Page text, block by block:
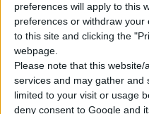
preferences will apply to this
preferences or withdraw
to this site and clicking the
webpage.
Please note that this
services and may gather and
limited to your visit or usage
deny consent to Google and
Όπως εξηγεί η Μ. Τσιάκα
νευρική ανορεξία
σημαντικούς ιατρικούς
μόνο στους ασθενείς
ενεργός συμμετοχή των
καθοριστική, καθώς οι